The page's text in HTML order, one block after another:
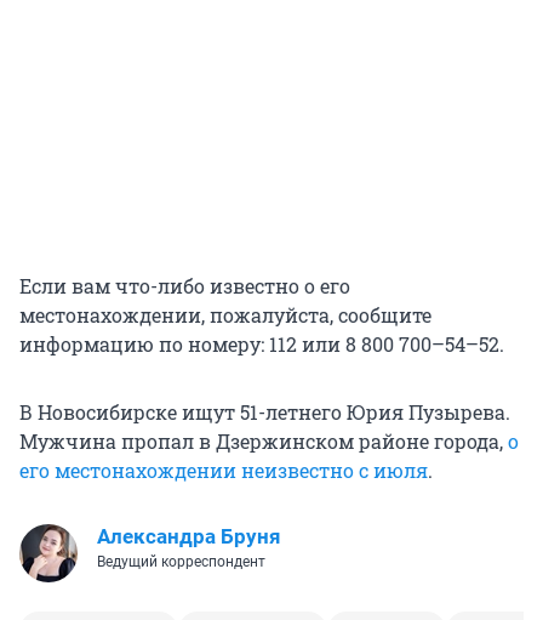
Если вам что-либо известно о его
местонахождении, пожалуйста, сообщите
информацию по номеру: 112 или 8 800 700–54–52.
В Новосибирске ищут 51-летнего Юрия Пузырева.
Мужчина пропал в Дзержинском районе города,о
его местонахождении неизвестно с июля.
Александра Бруня
Ведущий корреспондент